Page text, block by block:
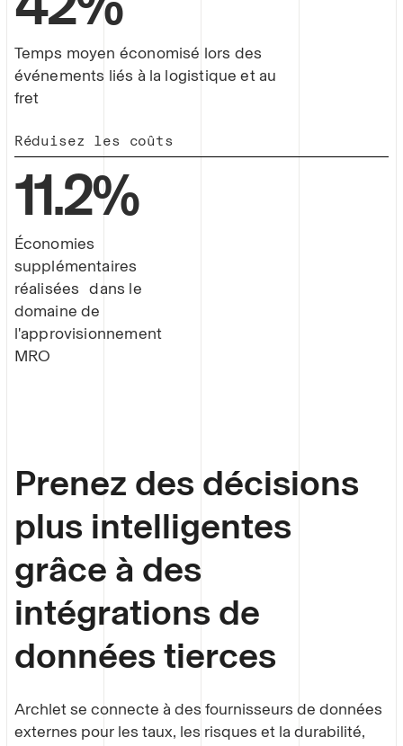
Temps moyen économisé lors des
événements liés à la logistique et au
fret
Réduisez les coûts
11.2%
Économies
supplémentaires
réalisées dans le
domaine de
l'approvisionnement
MRO
Prenez des décisions
plus intelligentes
grâce à des
intégrations de
données tierces
Archlet se connecte à des fournisseurs de données
externes pour les taux, les risques et la durabilité,